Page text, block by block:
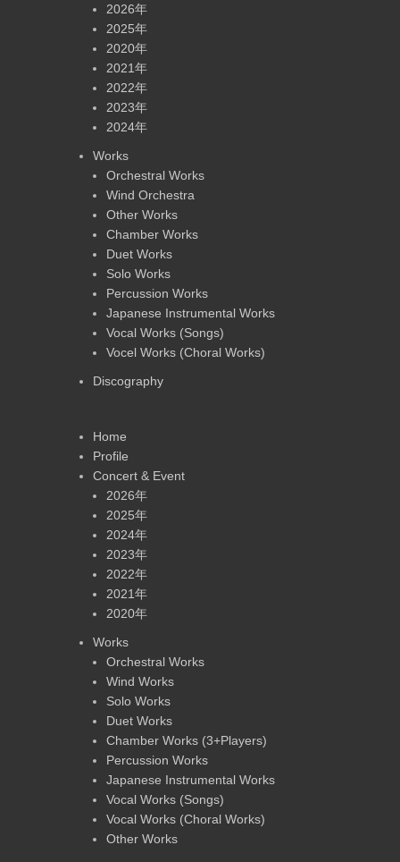
2026年
2025年
2020年
2021年
2022年
2023年
2024年
Works
Orchestral Works
Wind Orchestra
Other Works
Chamber Works
Duet Works
Solo Works
Percussion Works
Japanese Instrumental Works
Vocal Works (Songs)
Vocel Works (Choral Works)
Discography
Home
Profile
Concert & Event
2026年
2025年
2024年
2023年
2022年
2021年
2020年
Works
Orchestral Works
Wind Works
Solo Works
Duet Works
Chamber Works (3+Players)
Percussion Works
Japanese Instrumental Works
Vocal Works (Songs)
Vocal Works (Choral Works)
Other Works